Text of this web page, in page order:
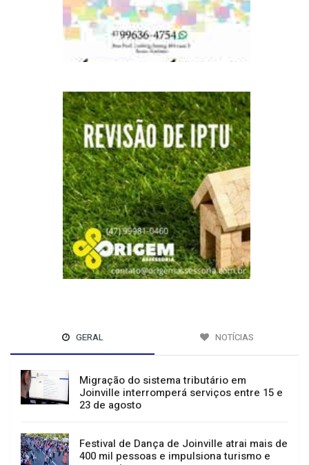
GERAL NOTÍCIAS
Migração do sistema tributário em
Joinville interromperá serviços entre 15 e